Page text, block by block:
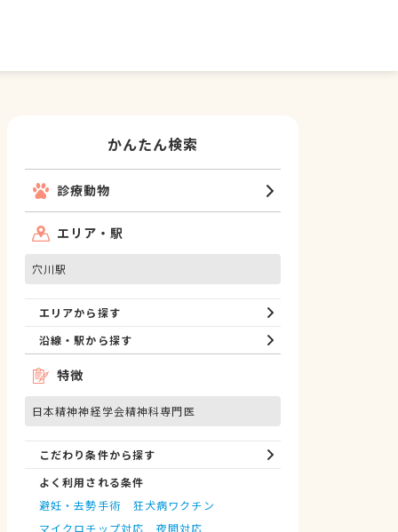
かんたん検索
診療動物
エリア・駅
穴川駅
エリアから探す
沿線・駅から探す
特徴
日本精神神経学会精神科専門医
こだわり条件から探す
よく利用される条件
避妊・去勢手術
狂犬病ワクチン
マイクロチップ対応
夜間対応